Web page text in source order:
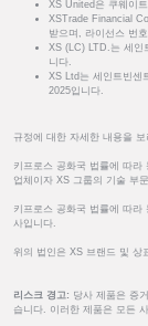
XS United은 쿠웨이
XSTrade Financial
받으며, 라이선스 번
XS (LC) LTD.는 세인
니다.
XS Ltd는 세인트빈센
2025입니다.
규정에 대한 자세한 내용을 보
키프로스 공화국 법률에 따
업체이자 XS 그룹의 기술 부
키프로스 공화국 법률에 따
사입니다.
위의 법인은 XS 브랜드 및 상
리스크 경고: 당사 제품은 증
습니다. 이러한 제품은 모든